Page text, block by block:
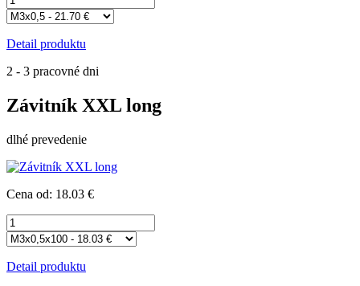
Detail produktu
2 - 3 pracovné dni
Závitník XXL long
dlhé prevedenie
Cena od: 18.03 €
Detail produktu